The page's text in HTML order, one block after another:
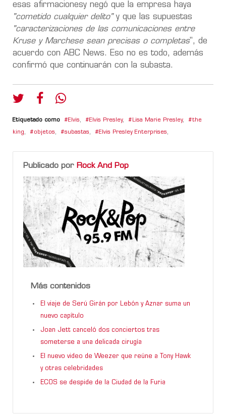
esas afirmacionesy negó que la empresa haya
"cometido cualquier delito"y que las supuestas
"caracterizaciones de las comunicaciones entre
Kruse y Marchese sean precisas o completas", de
acuerdo con ABC News. Eso no es todo, además
confirmó que continuarán con la subasta.
Etiquetado como Elvis, Elvis Presley, Lisa Marie Presley, the
king, objetos, subastas, Elvis Presley Enterprises,
Publicado por Rock And Pop
Más contenidos
El viaje de Serú Girán por Lebón y Aznar suma un
nuevo capítulo
Joan Jett canceló dos conciertos tras
someterse a una delicada cirugía
El nuevo video de Weezer que reúne a Tony Hawk
y otras celebridades
ECOS se despide de la Ciudad de la Furia